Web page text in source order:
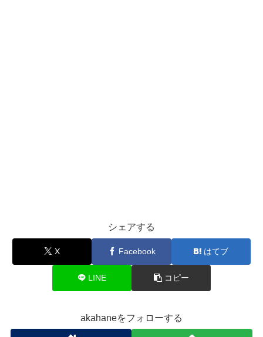
シェアする
X Facebook はてブ
LINE コピー
akahaneをフォローする